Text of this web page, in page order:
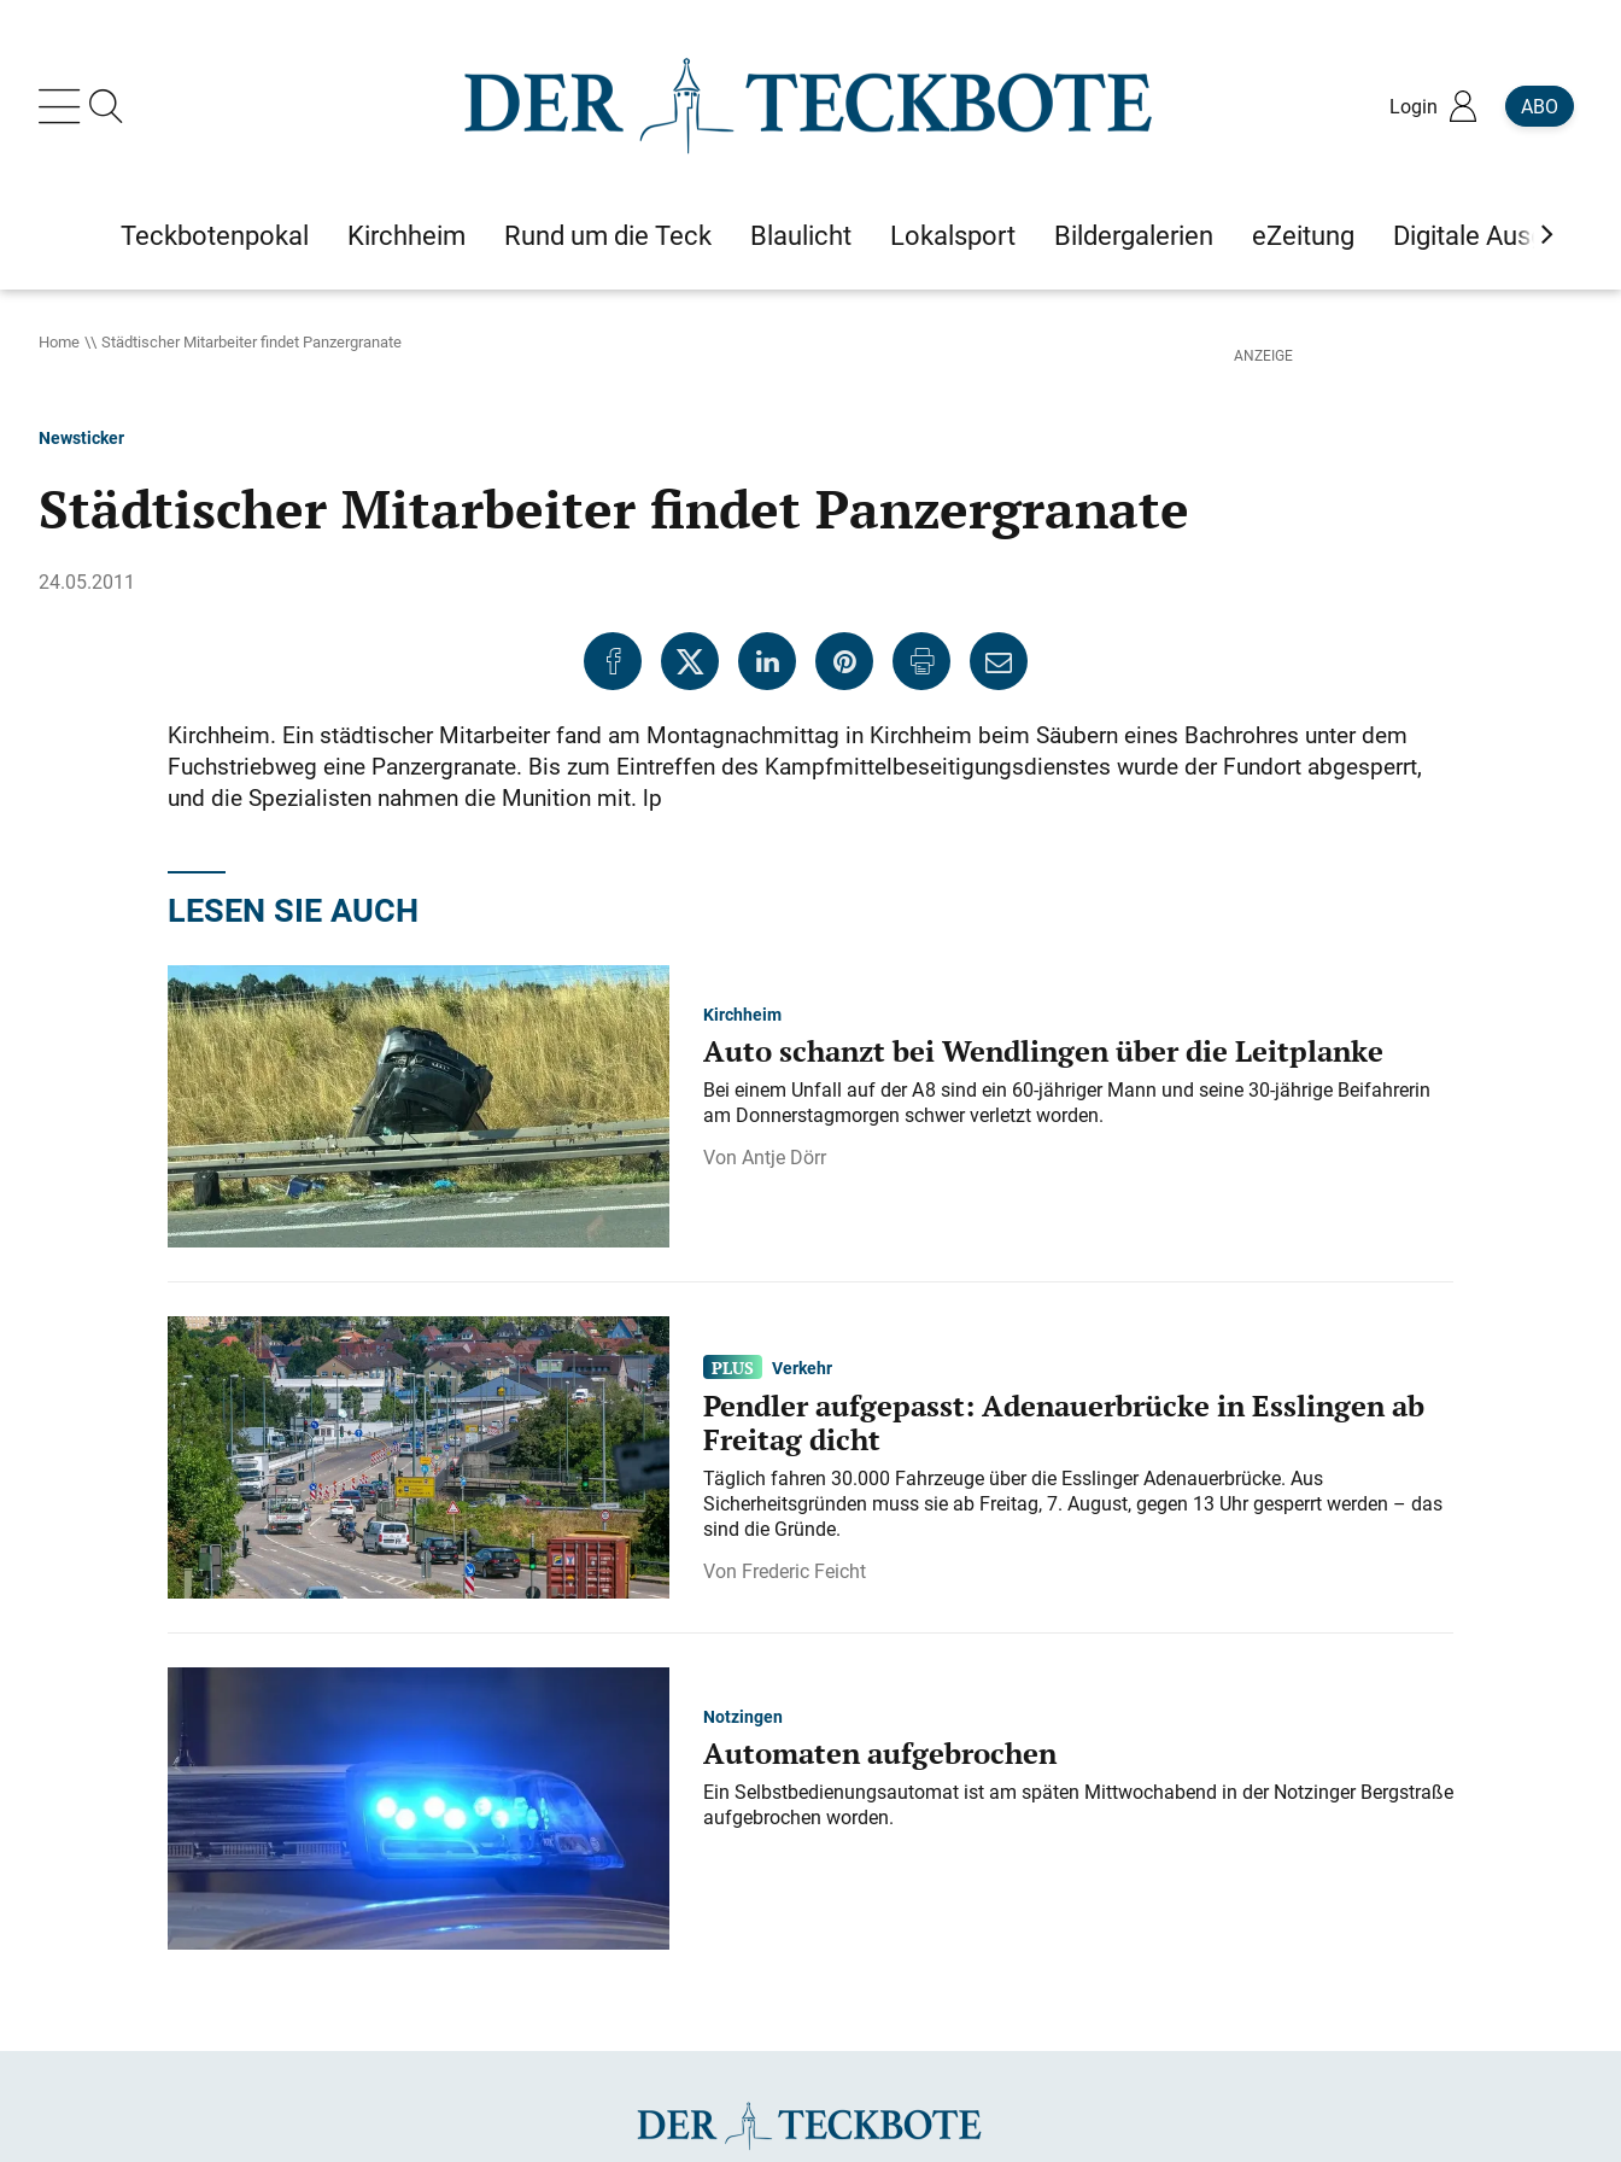
Login ABO
Teckbotenpokal Kirchheim Rund um die Teck Blaulicht Lokalsport Bildergalerien eZeitung Digitale Ausgaben
Home Städtischer Mitarbeiter findet Panzergranate
Newsticker
Städtischer Mitarbeiter findet Panzergranate
24.05.2011
Kirchheim. Ein städtischer Mitarbeiter fand am Montagnachmittag in Kirchheim beim Säubern eines Bachrohres unter dem
Fuchstriebweg eine Panzergranate. Bis zum Eintreffen des Kampfmittelbeseitigungsdienstes wurde der Fundort abgesperrt,
und die Spezialisten nahmen die Munition mit. lp
LESEN SIE AUCH
Kirchheim
Auto schanzt bei Wendlingen über die Leitplanke
Bei einem Unfall auf der A 8 sind ein 60-jähriger Mann und seine 30-jährige Beifahrerin
am Donnerstagmorgen schwer verletzt worden.
Antje Dörr
Verkehr
Pendler aufgepasst: Adenauerbrücke in Esslingen ab
Freitag dicht
Täglich fahren 30.000 Fahrzeuge über die Esslinger Adenauerbrücke. Aus
Sicherheitsgründen muss sie ab Freitag, 7. August, gegen 13 Uhr gesperrt werden – das
sind die Gründe.
Frederic Feicht
Notzingen
Automaten aufgebrochen
Ein Selbstbedienungsautomat ist am späten Mittwochabend in der Notzinger Bergstraße
aufgebrochen worden.